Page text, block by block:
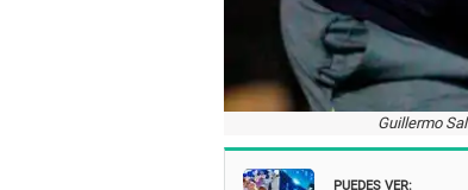
Guillermo
PUEDES VER: